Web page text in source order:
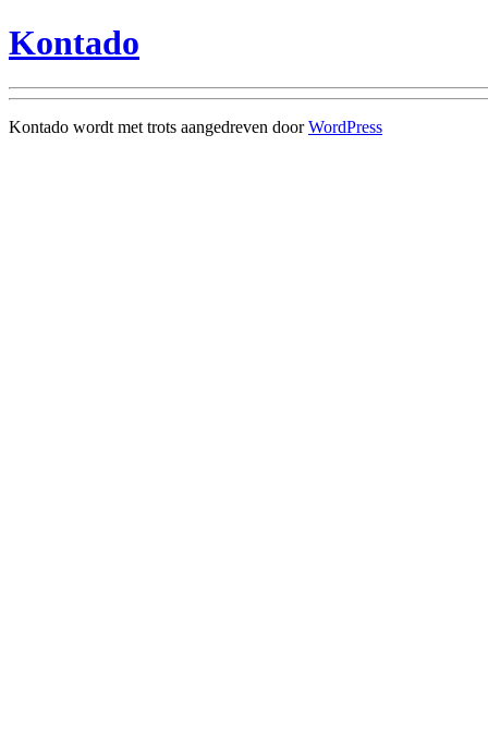
Kontado
Kontado wordt met trots aangedreven doorWordPress